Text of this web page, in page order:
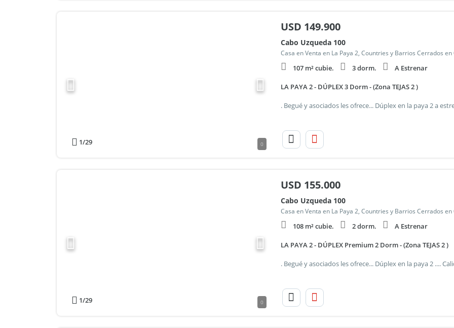
1/29 0
USD 149.900
Cabo Uzqueda 100
Casa en Venta en La Paya 2, Countries y Barrios Cerrados
107 m² cubie. 3 dorm. A Estrenar
LA PAYA 2 - DÚPLEX 3 Dorm - (Zona TEJAS 2 )
1/29 0
USD 155.000
Cabo Uzqueda 100
Casa en Venta en La Paya 2, Countries y Barrios Cerrados
108 m² cubie. 2 dorm. A Estrenar
LA PAYA 2 - DÚPLEX Premium 2 Dorm - (Zona TEJAS 2 )